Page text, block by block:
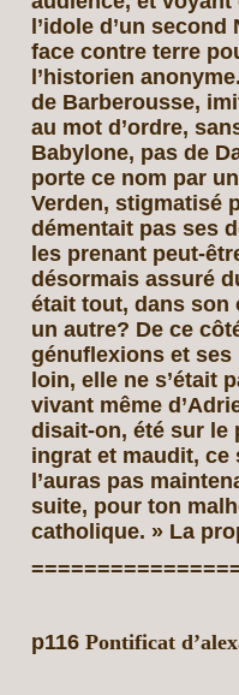
l’idole d’un
face contre terre
l’historien
de Barberousse,
au mot d’ordre,
Babylone, pas de
porte ce nom par
Verden, stigmatisé
démentait pas ses
les prenant peut-
désormais assuré
était tout, dans son
un autre? De ce
génuflexions et
loin, elle ne s’était
vivant même
disait-on, été sur le
ingrat et maudit, ce
l’auras pas
suite, pour ton
catholique. » La
p116 Pontificat